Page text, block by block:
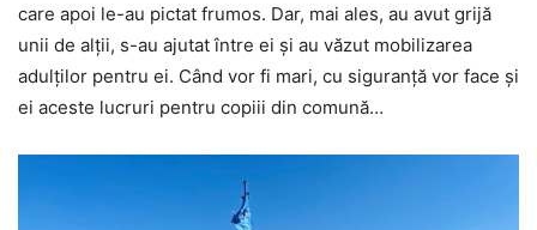
care apoi le-au pictat frumos. Dar, mai ales, au avut grijă
unii de alții, s-au ajutat între ei și au văzut mobilizarea
adulților pentru ei. Când vor fi mari, cu siguranță vor face și
ei aceste lucruri pentru copiii din comună…